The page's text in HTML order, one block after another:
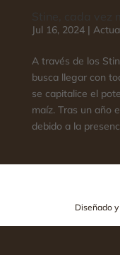
Jul 16, 2024|
A través de los
busca llegar con
se capitalice el
maíz. Tras un año
debido a la
Diseñado